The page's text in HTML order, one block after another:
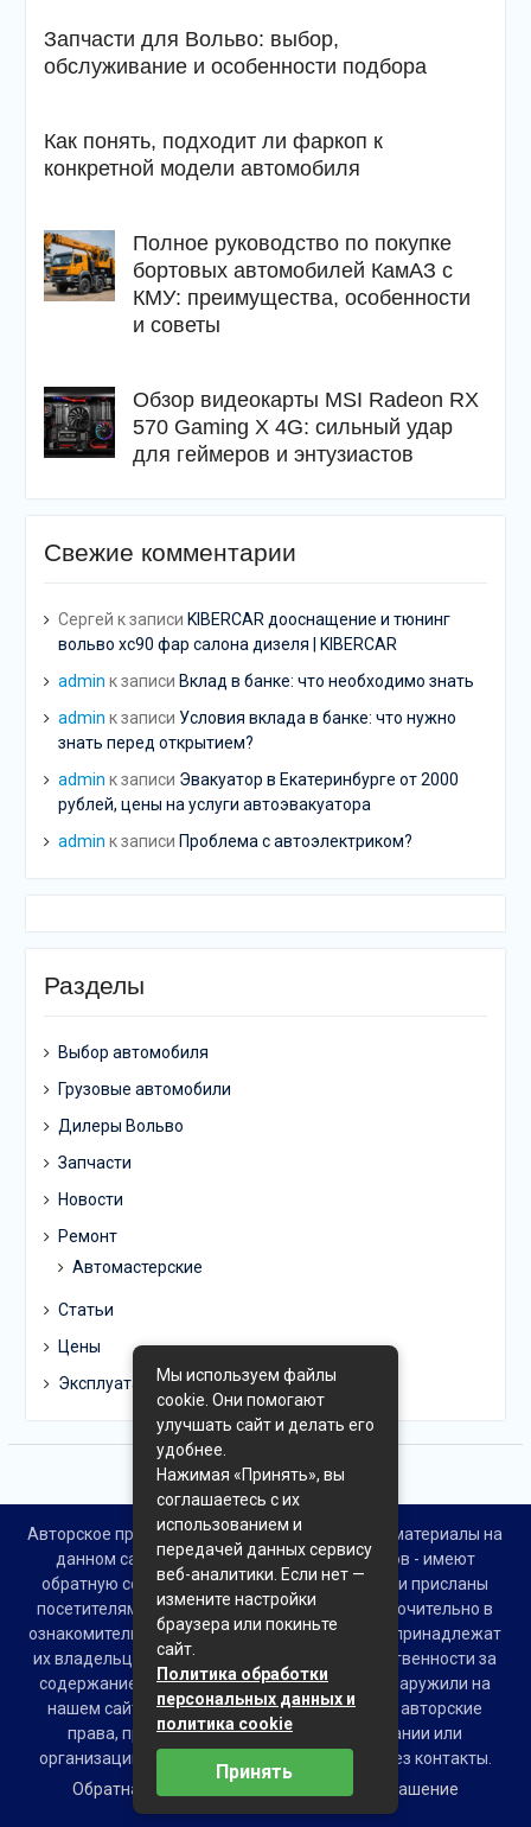
Запчасти для Вольво: выбор,
обслуживание и особенности подбора
Как понять, подходит ли фаркоп к
конкретной модели автомобиля
Полное руководство по покупке
бортовых автомобилей КамАЗ с
КМУ: преимущества, особенности
и советы
Обзор видеокарты MSI Radeon RX
570 Gaming X 4G: сильный удар
для геймеров и энтузиастов
Свежие комментарии
Сергей к записи KIBERCAR дооснащение и тюнинг
вольво хс90 фар салона дизеля | KIBERCAR
admin к записи Вклад в банке: что необходимо знать
admin к записи Условия вклада в банке: что нужно
знать перед открытием?
admin к записи Эвакуатор в Екатеринбурге от 2000
рублей, цены на услуги автоэвакуатора
admin к записи Проблема с автоэлектриком?
Разделы
Выбор автомобиля
Грузовые автомобили
Дилеры Вольво
Запчасти
Новости
Ремонт
Автомастерские
Статьи
Цены
Эксплуатация
Авторское право © Все права защищены. Все материалы на
данном сайте взяты из открытых источников - имеют
обратную ссылку на материал в интернете или присланы
посетителями сайта и предоставляются исключительно в
ознакомительных целях. Права на материалы принадлежат
их владельцам. Администрация сайта ответственности за
содержание материала не несет. Если Вы обнаружили на
нашем сайте материалы, которые нарушают авторские
права, принадлежащие Вам, Вашей компании или
организации, пожалуйста, сообщите нам через контакты.
Обратная связь
Пользовательское соглашение
Мы используем файлы
cookie. Они помогают
улучшать сайт и делать его
удобнее.
Нажимая «Принять», вы
соглашаетесь с их
использованием и
передачей данных сервису
веб-аналитики. Если нет —
измените настройки
браузера или покиньте
сайт.
Политика обработки
персональных данных и
политика cookie
Принять